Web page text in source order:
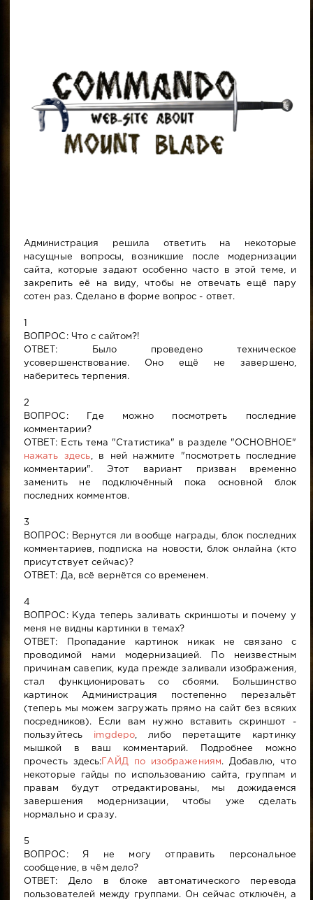
Администрация решила ответить на некоторые
насущные вопросы, возникшие после модернизации
сайта, которые задают особенно часто в этой теме, и
закрепить её на виду, чтобы не отвечать ещё пару
сотен раз. Сделано в форме вопрос - ответ.
ВОПРОС: Что с сайтом?!
ОТВЕТ: Было проведено техническое
усовершенствование. Оно ещё не завершено,
наберитесь терпения.
2
ВОПРОС: Где можно посмотреть последние
комментарии?
ОТВЕТ: Есть тема "Статистика" в разделе "ОСНОВНОЕ"
нажать здесь, в ней нажмите "посмотреть последние
комментарии". Этот вариант призван временно
заменить не подключённый пока основной блок
последних комментов.
3
ВОПРОС: Вернутся ли вообще награды, блок последних
комментариев, подписка на новости, блок онлайна (кто
присутствует сейчас)?
ОТВЕТ: Да, всё вернётся со временем.
4
ВОПРОС: Куда теперь заливать скриншоты и почему у
меня не видны картинки в темах?
ОТВЕТ: Пропадание картинок никак не связано с
проводимой нами модернизацией. По неизвестным
причинам савепик, куда прежде заливали изображения,
стал функционировать со сбоями. Большинство
картинок Администрация постепенно перезальёт
(теперь мы можем загружать прямо на сайт без всяких
посредников). Если вам нужно вставить скриншот -
пользуйтесь
imgdepo, либо перетащите картинку
мышкой в ваш комментарий. Подробнее можно
прочесть здесь: ГАЙД по изображениям . Добавлю, что
некоторые гайды по использованию сайта, группам и
правам будут отредактированы, мы дожидаемся
завершения модернизации, чтобы уже сделать
нормально и сразу.
5
ВОПРОС: Я не могу отправить персональное
сообщение, в чём дело?
ОТВЕТ: Дело в блоке автоматического перевода
пользователей между группами. Он сейчас отключён, а